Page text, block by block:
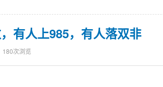
有人上985，有人落双非
180次浏览